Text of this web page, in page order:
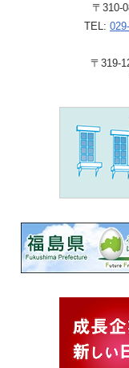
〒310-
TEL:
〒319-